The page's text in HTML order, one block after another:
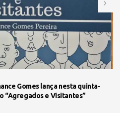
Gomes lança nesta quinta-
“Agregados e Visitantes”